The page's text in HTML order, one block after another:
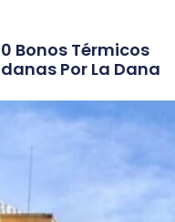
Bonos Térmicos
Por La Dana